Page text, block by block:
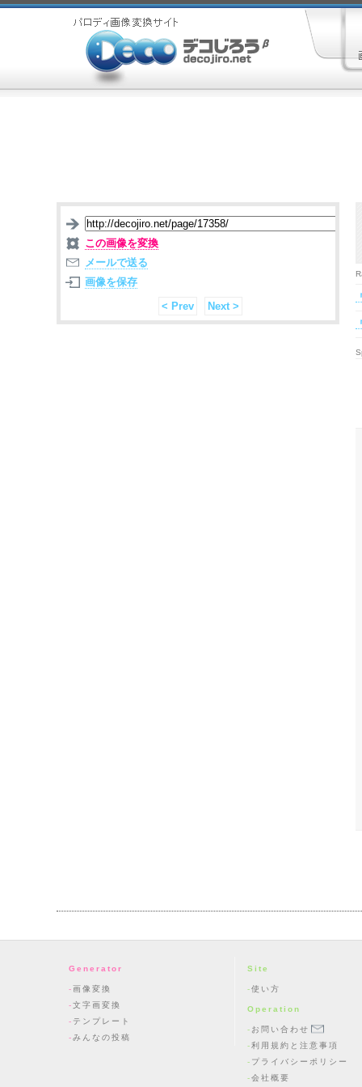
この画像を変換
メールで送る
画像を保存
< Prev
Next >
Generator
画像変換
文字画変換
テンプレート
みんなの投稿
Site
使い方
Operation
お問い合わせ
利用規約と注意事項
プライバシーポリシー
会社概要